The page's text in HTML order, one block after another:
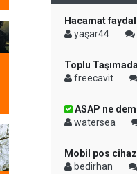
Hacamat
yaşar44
Toplu
freecavit
ASAP ne
watersea
Mobil pos
bedirhan